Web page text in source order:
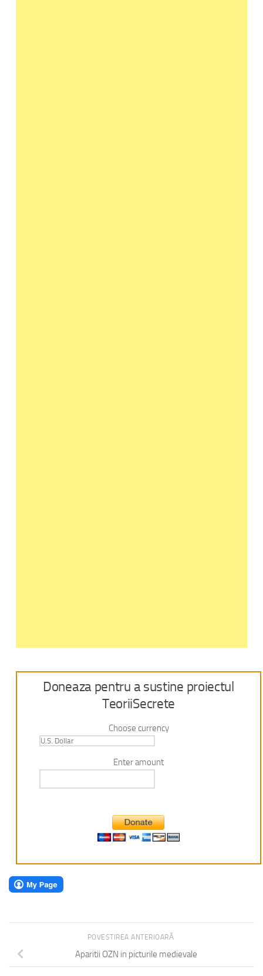
Doneaza pentru a sustine proiectul
TeoriiSecrete
Choose currency
Enter amount
POVESTIREA ANTERIOARĂ
Aparitii OZN in picturile medievale